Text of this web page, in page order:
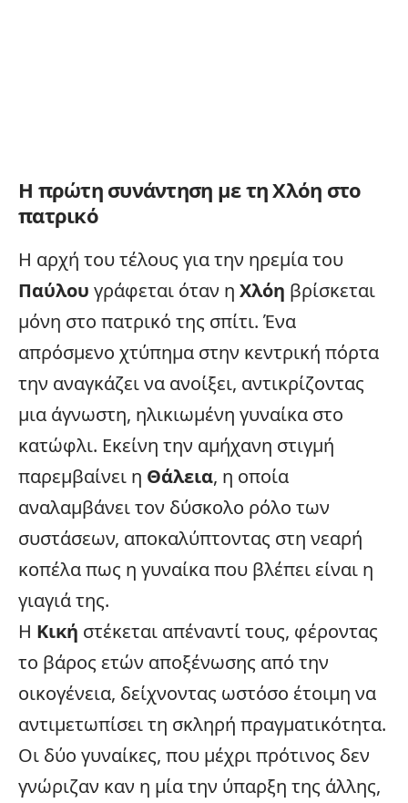
Η πρώτη συνάντηση με τη Χλόη στο
πατρικό
Η αρχή του τέλους για την ηρεμία του
Παύλου γράφεται όταν η Χλόη βρίσκεται
μόνη στο πατρικό της σπίτι. Ένα
απρόσμενο χτύπημα στην κεντρική πόρτα
την αναγκάζει να ανοίξει, αντικρίζοντας
μια άγνωστη, ηλικιωμένη γυναίκα στο
κατώφλι. Εκείνη την αμήχανη στιγμή
παρεμβαίνει η Θάλεια, η οποία
αναλαμβάνει τον δύσκολο ρόλο των
συστάσεων, αποκαλύπτοντας στη νεαρή
κοπέλα πως η γυναίκα που βλέπει είναι η
γιαγιά της.
Η Κική στέκεται απέναντί τους, φέροντας
το βάρος ετών αποξένωσης από την
οικογένεια, δείχνοντας ωστόσο έτοιμη να
αντιμετωπίσει τη σκληρή πραγματικότητα.
Οι δύο γυναίκες, που μέχρι πρότινος δεν
γνώριζαν καν η μία την ύπαρξη της άλλης,